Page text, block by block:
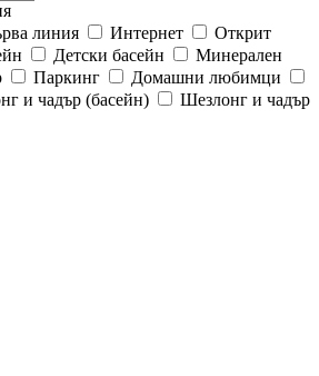
линия Интернет
Открит
Детски басейн
Минерален
Паркинг
Домашни любимци
и чадър (басейн)
Шезлонг и чадър